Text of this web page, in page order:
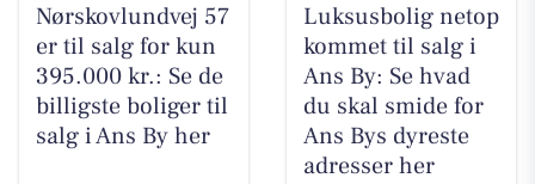
Nørskovlundvej 57
er til salg for kun
395.000 kr.: Se de
billigste boliger til
salg i Ans By her
Luksusbolig netop
kommet til salg i
Ans By: Se hvad
du skal smide for
Ans Bys dyreste
adresser her